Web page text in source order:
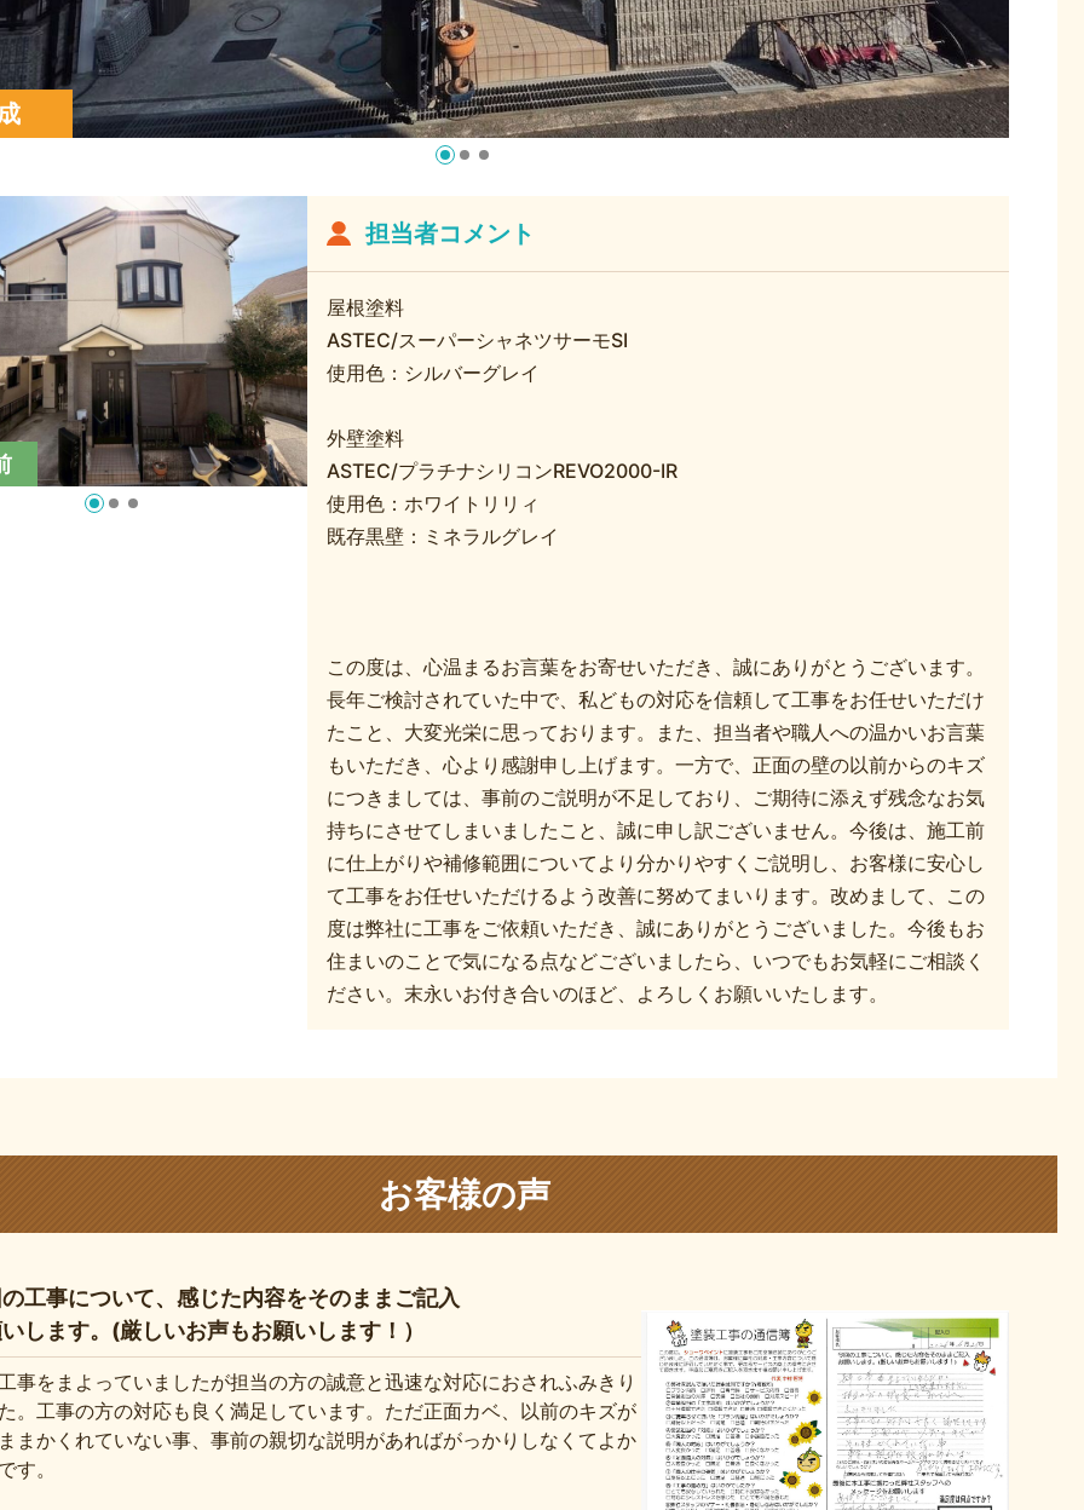
担当者コメント
屋根塗料
ASTEC/スーパーシャネツサーモSI
使用色：シルバーグレイ
外壁塗料
ASTEC/プラチナシリコンREVO2000-IR
使用色：ホワイトリリィ
既存黒壁：ミネラルグレイ
この度は、心温まるお言葉をお寄せいただき、誠にありがとうございます。
長年ご検討されていた中で、私どもの対応を信頼して工事をお任せいただけ
たこと、大変光栄に思っております。また、担当者や職人への温かいお言葉
もいただき、心より感謝申し上げます。一方で、正面の壁の以前からのキズ
につきましては、事前のご説明が不足しており、ご期待に添えず残念なお気
持ちにさせてしまいましたこと、誠に申し訳ございません。今後は、施工前
に仕上がりや補修範囲についてより分かりやすくご説明し、お客様に安心し
て工事をお任せいただけるよう改善に努めてまいります。改めまして、この
度は弊社に工事をご依頼いただき、誠にありがとうございました。今後もお
住まいのことで気になる点などございましたら、いつでもお気軽にご相談く
ださい。末永いお付き合いのほど、よろしくお願いいたします。
お客様の声
工事について、感じた内容をそのままご記入
します。(厳しいお声もお願いします！）
事をまよっていましたが担当の方の誠意と迅速な対応におされふみきり
。工事の方の対応も良く満足しています。ただ正面カベ、以前のキズが
まかくれていない事、事前の親切な説明があればがっかりしなくてよか
す。